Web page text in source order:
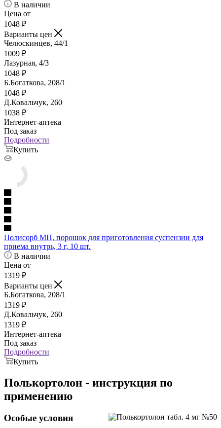
В наличии
Цена от
1048 ₽
Варианты цен
Челюскинцев, 44/1
1009 ₽
Лазурная, 4/3
1048 ₽
Б.Богаткова, 208/1
1048 ₽
Д.Ковальчук, 260
1038 ₽
Интернет-аптека
Под заказ
Подробности
Купить
Полисорб МП, порошок для приготовления суспензии для
приема внутрь, 3 г, 10 шт.
В наличии
Цена от
1319 ₽
Варианты цен
Б.Богаткова, 208/1
1319 ₽
Д.Ковальчук, 260
1319 ₽
Интернет-аптека
Под заказ
Подробности
Купить
Полькортолон - инструкция по
применению
Особые условия